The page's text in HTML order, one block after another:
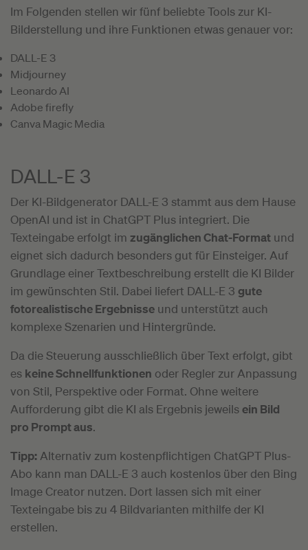
Im Folgenden stellen wir fünf beliebte Tools zur KI-
Bilderstellung und ihre Funktionen etwas genauer vor:
DALL-E 3
Midjourney
Leonardo AI
Adobe firefly
Canva Magic Media
DALL-E 3
Der KI-Bildgenerator DALL-E 3 stammt aus dem Hause
OpenAI und ist in ChatGPT Plus integriert. Die
Texteingabe erfolgt im zugänglichen Chat-Format und
eignet sich dadurch besonders gut für Einsteiger. Auf
Grundlage einer Textbeschreibung erstellt die KI Bilder
im gewünschten Stil. Dabei liefert DALL-E 3 gute
fotorealistische Ergebnisse und unterstützt auch
komplexe Szenarien und Hintergründe.
Da die Steuerung ausschließlich über Text erfolgt, gibt
es keine Schnellfunktionen oder Regler zur Anpassung
von Stil, Perspektive oder Format. Ohne weitere
Aufforderung gibt die KI als Ergebnis jeweilsein Bild
pro Prompt aus.
Tipp:Alternativ zum kostenpflichtigen ChatGPT Plus-
Abo kann man DALL-E 3 auch kostenlos über den Bing
Image Creator nutzen. Dort lassen sich mit einer
Texteingabe bis zu 4 Bildvarianten mithilfe der KI
erstellen.